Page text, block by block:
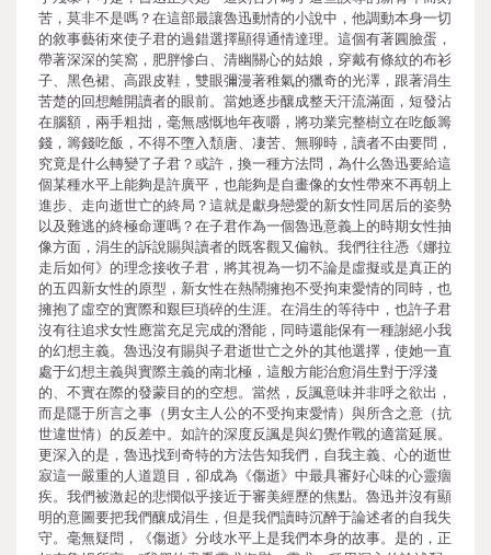
苦，莫非不是嗎？在這部最讓魯迅動情的小說中，他調動本身一切
的敘事藝術來使子君的過錯選擇顯得通情達理。這個有著圓臉蛋，
帶著深深的笑窩，肥胖慘白、清幽關心的姑娘，穿戴有條紋的布衫
子、黑色裙、高跟皮鞋，雙眼彌漫著稚氣的獵奇的光澤，跟著涓生
苦楚的回想離開讀者的眼前。當她逐步釀成整天汗流滿面，短發沾
在腦額，兩手粗拙，毫無感慨地年夜嚼，將功業完整樹立在吃飯籌
錢，籌錢吃飯，不得不墮入頹唐、凄苦、無聊時，讀者不由要問，
究竟是什么轉變了子君？或許，換一種方法問，為什么魯迅要給這
個某種水平上能夠是許廣平，也能夠是自畫像的女性帶來不再朝上
進步、走向逝世亡的終局？這就是獻身戀愛的新女性同居后的姿勢
以及難逃的終極命運嗎？在子君作為一個魯迅意義上的時期女性抽
像方面，涓生的訴說賜與讀者的既客觀又偏執。我們往往憑《娜拉
走后如何》的理念接收子君，將其視為一切不論是虛擬或是真正的
的五四新女性的原型，新女性在熱鬧擁抱不受拘束愛情的同時，也
擁抱了虛空的實際和艱巨瑣碎的生涯。在涓生的等待中，也許子君
沒有往追求女性應當充足完成的潛能，同時還能保有一種謝絕小我
的幻想主義。魯迅沒有賜與子君逝世亡之外的其他選擇，使她一直
處于幻想主義與實際主義的南北極，這般方能治愈涓生對于浮淺
的、不實在際的發蒙目的的空想。當然，反諷意味并非呼之欲出，
而是隱于所言之事（男女主人公的不受拘束愛情）與所含之意（抗
世違世情）的反差中。如許的深度反諷是與幻覺作戰的適當延展。
更深入的是，魯迅找到奇特的方法告知我們，自我主義、心的逝世
寂這一嚴重的人道題目，卻成為《傷逝》中最具審好心味的心靈痼
疾。我們被激起的悲憫似乎接近于審美經歷的焦點。魯迅并沒有顯
明的意圖要把我們釀成涓生，但是我們讀時沉醉于論述者的自我失
守。毫無疑問，《傷逝》分歧水平上是我們本身的故事。是的，正